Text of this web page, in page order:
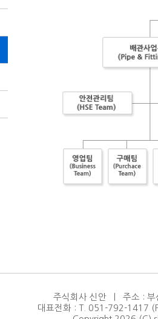
주식회사 신안 | 주소 : 부
대표전화 : T. 051-792-1417